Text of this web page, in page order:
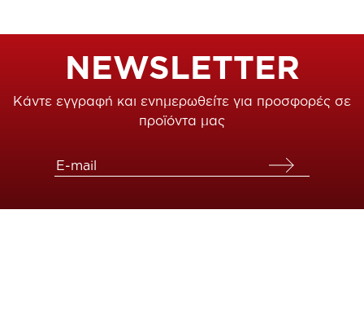
NEWSLETTER
Κάντε εγγραφή και ενημερωθείτε για προσφορές σε
προϊόντα μας